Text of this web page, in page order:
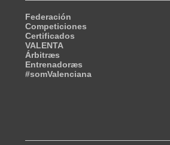
Federación
Competiciones
Certificados
VALENTA
Árbitræs
Entrenadoræs
#somValenciana